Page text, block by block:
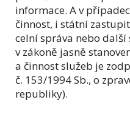
informace. A v
činnost, i státní
celní správa nebo
v zákoně jasně
a činnost služeb je
č. 153/1994 Sb., o
republiky).